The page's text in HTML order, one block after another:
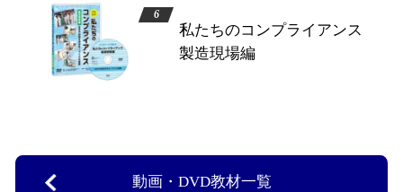
私たちのコンプライアンス
製造現場編
動画・DVD教材一覧